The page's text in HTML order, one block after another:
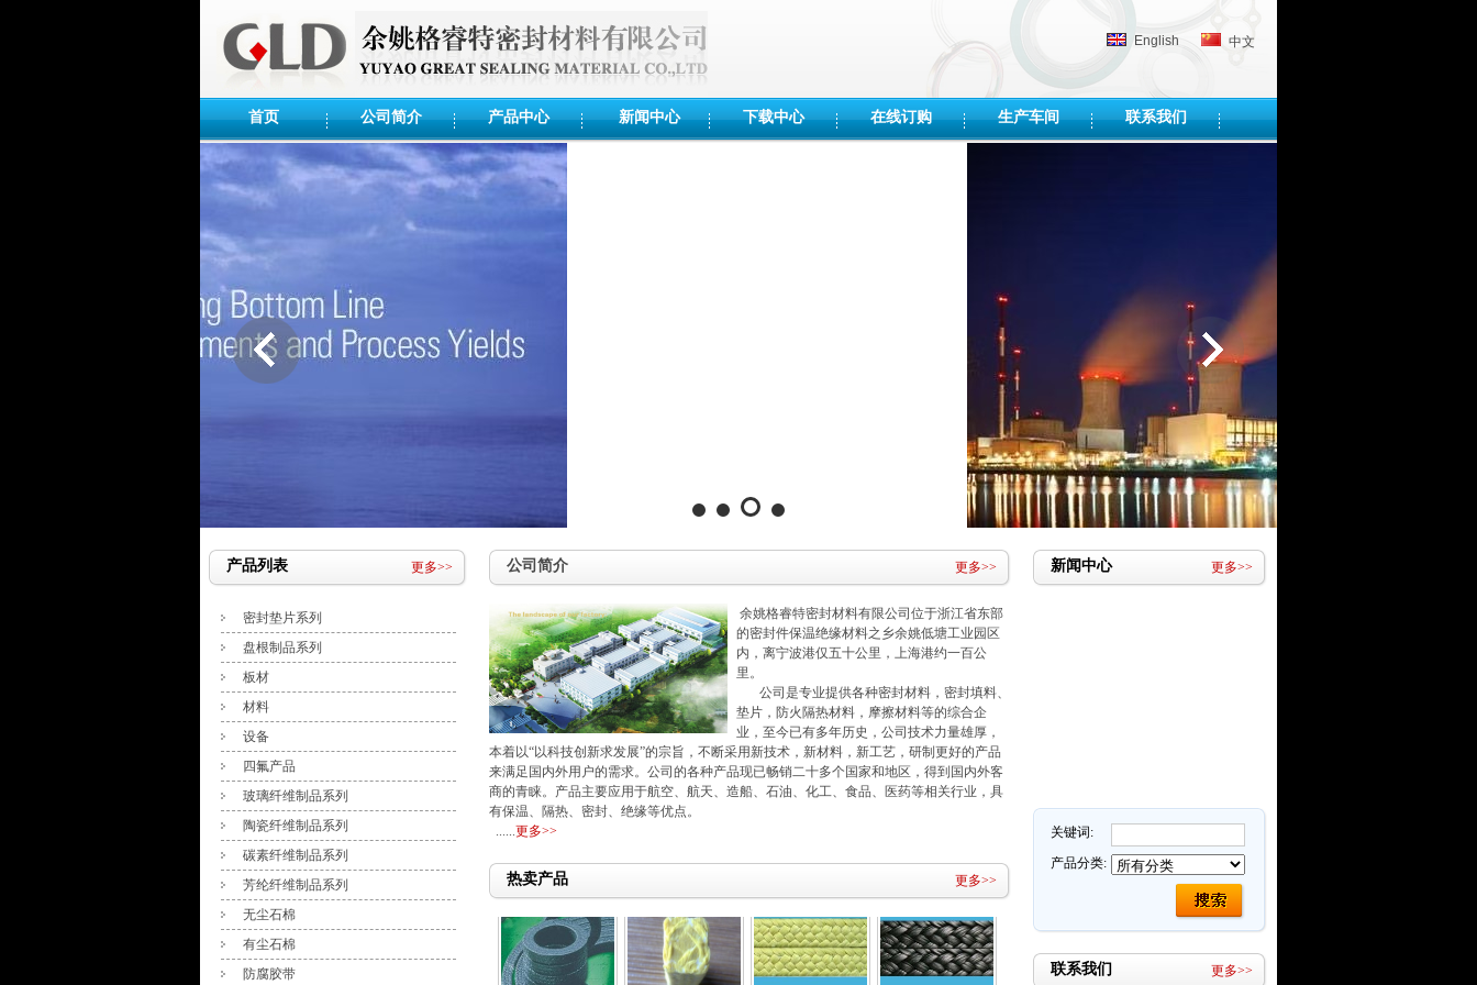
中文
English
首页 公司简介 产品中心 新闻中心 下载中心 在线订购 生产车间 联系我们
产品列表 更多>>
密封垫片系列
盘根制品系列
板材
材料
设备
四氟产品
玻璃纤维制品系列
陶瓷纤维制品系列
碳素纤维制品系列
芳纶纤维制品系列
无尘石棉
有尘石棉
防腐胶带
公司简介 更多>>
余姚格睿特密封材料有限公司位于浙江省东部
的密封件保温绝缘材料之乡余姚低塘工业园区
内，离宁波港仅五十公里，上海港约一百公
里。
公司是专业提供各种密封材料，密封填料、
垫片，防火隔热材料，摩擦材料等的综合企
业，至今已有多年历史，公司技术力量雄厚，
本着以“以科技创新求发展”的宗旨，不断采用新技术，新材料，新工艺，研制更好的产品
来满足国内外用户的需求。公司的各种产品现已畅销二十多个国家和地区，得到国内外客
商的青睐。产品主要应用于航空、航天、造船、石油、化工、食品、医药等相关行业，具
有保温、隔热、密封、绝缘等优点。
......更多>>
热卖产品 更多>>
金属环垫 黑裂网丝盘根
芳纶黑四氟交
织盘根
芳纶角线黑四
芳纶角线四氟
新闻中心 更多>>
关键词:
产品分类:
联系我们 更多>>